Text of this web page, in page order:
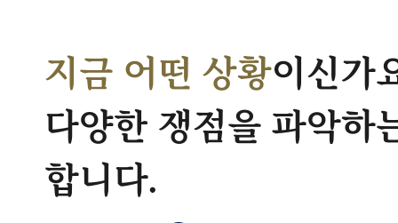
지금 어떤 상황이신가
다양한 쟁점을 파악하
합니다.